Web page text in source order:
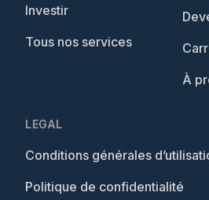
Investir
Tous nos services
À
LEGAL
Conditions générales
Politique de confidentialité